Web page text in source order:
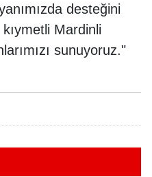
desteğini
Mardinli
sunuyoruz."